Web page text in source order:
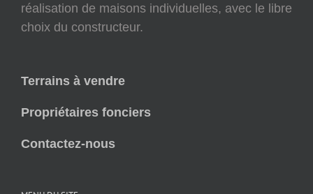
réalisation de maisons individuelles, avec le libre
choix du constructeur.
Terrains à vendre
Propriétaires fonciers
Contactez-nous